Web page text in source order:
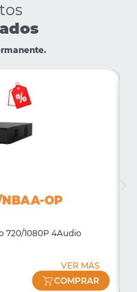
OP
720/1080P 4Audio
VER MÁS
COMPRAR